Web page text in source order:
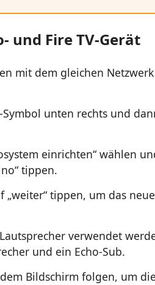
und Fire TV-Gerät
mit dem gleichen
unten rechts und
einrichten“ wählen
tippen.
„weiter“ tippen, um das neue
verwendet
und ein Echo-Sub.
Bildschirm folgen, um die